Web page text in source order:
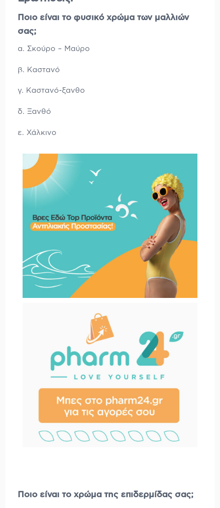
Ποιο είναι το φυσικό χρώμα των μαλλιών
σας;
α. Σκούρο – Μαύρο
β. Καστανό
γ. Καστανό-ξανθο
δ. Ξανθό
ε. Χάλκινο
Ποιο είναι το χρώμα της επιδερμίδας σας;